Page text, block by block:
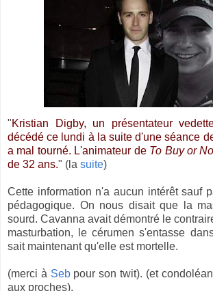
"Kristian Digby, un présentateur
décédé ce lundi à la suite d'une séance
a mal tourné. L'animateur de To Buy or
de 32 ans." (la suite)
Cette information n'a aucun intérêt sauf
pédagogique. On nous disait que la
sourd. Cavanna avait démontré le
masturbation, le cérumen s'entasse
sait maintenant qu'elle est mortelle.
(merci à Sebpour son twit). (et
aux proches).